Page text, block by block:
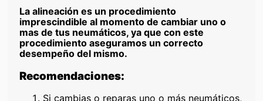
La alineación es un procedimiento
imprescindible al momento de cambiar uno o
mas de tus neumáticos, ya que con este
procedimiento aseguramos un correcto
desempeño del mismo.
Recomendaciones:
Si cambias o reparas uno o más neumáticos,